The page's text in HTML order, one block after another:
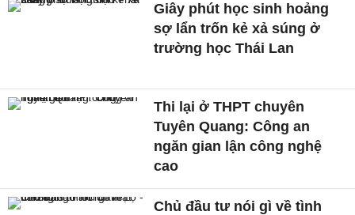
Giây phút học sinh hoảng
sợ lẩn trốn kẻ xả súng ở
trường học Thái Lan
Thi lại ở THPT chuyên
Tuyên Quang: Công an
ngăn gian lận công nghệ
cao
Chủ đầu tư nói gì về tình